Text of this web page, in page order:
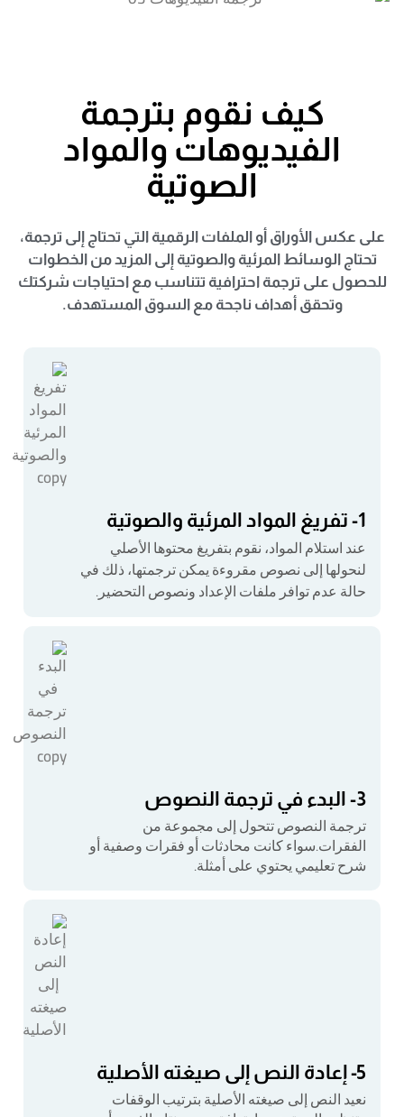
كيف نقوم بترجمة
الفيديوهات والمواد
الصوتية
على عكس الأوراق أو الملفات الرقمية التي تحتاج إلى ترجمة،
تحتاج الوسائط المرئية والصوتية إلى المزيد من الخطوات
للحصول على ترجمة احترافية تتناسب مع احتياجات شركتك
وتحقق أهداف ناجحة مع السوق المستهدف.
1- تفريغ المواد المرئية والصوتية
عند استلام المواد، نقوم بتفريغ محتوها الأصلي
لنحولها إلى نصوص مقروءة يمكن ترجمتها، ذلك في
حالة عدم توافر ملفات الإعداد ونصوص التحضير.
3- البدء في ترجمة النصوص
ترجمة النصوص تتحول إلى مجموعة من
الفقرات.سواء كانت محادثات أو فقرات وصفية أو
شرح تعليمي يحتوي على أمثلة.
5- إعادة النص إلى صيغته الأصلية
نعيد النص إلى صيغته الأصلية بترتيب الوقفات